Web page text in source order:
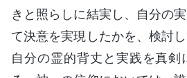
きと照らしに結実し、自分の
て決意を実現したかを、検討
自分の霊的背丈と実践を真剣